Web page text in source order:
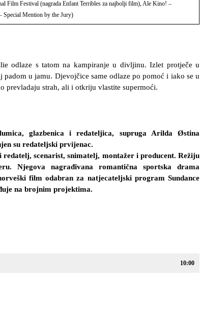
Film Festival (nagrada Enfant Terribles za najbolji film), Ale Kino! –
Special Mention by the Jury)
odlaze s tatom na kampiranje u divljinu. Izlet protječe u
u jamu. Djevojčice same odlaze po pomoć i iako se u
prevladaju strah, ali i otkriju vlastite supermoći.
glazbenica i redateljica, supruga Arilda Østina
su redateljski prvijenac.
redatelj, scenarist, snimatelj, montažer i producent. Režiju
Njegova nagrađivana romantična sportska drama
film odabran za natjecateljski program Sundance
na brojnim projektima.
10:00